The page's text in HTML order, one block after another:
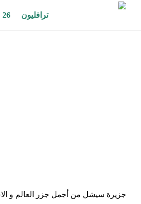
ترافليون 26
جزيرة سيشل من أجمل جزر العالم و